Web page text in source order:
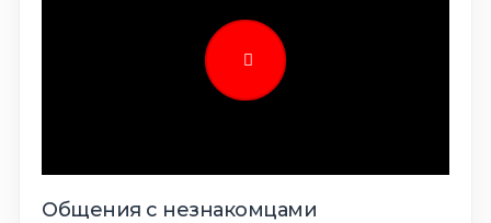
Общения с незнакомцами